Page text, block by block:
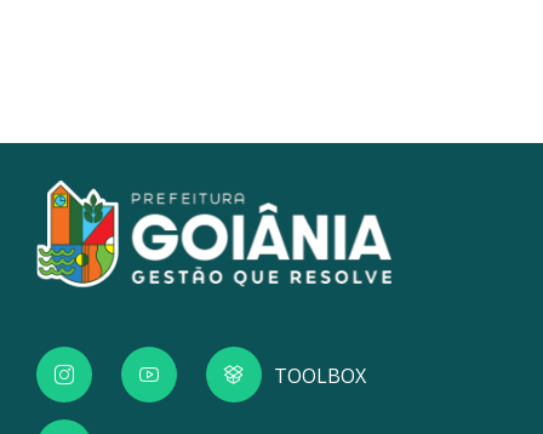
TOOLBOX